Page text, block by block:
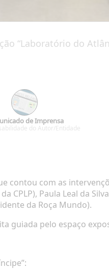
“Laboratório do
de Imprensa
do Autor/Entidade
com as
Paula Leal da
da Roça Mundo).
guiada pelo espaço